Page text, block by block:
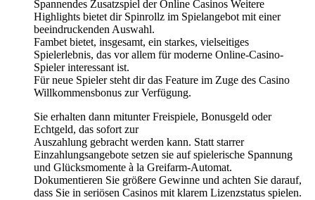
Spannendes Zusatzspiel der Online Casinos Weitere
Highlights bietet dir Spinrollz im Spielangebot mit einer
beeindruckenden Auswahl.
Fambet bietet, insgesamt, ein starkes, vielseitiges
Spielerlebnis, das vor allem für moderne Online-Casino-
Spieler interessant ist.
Für neue Spieler steht dir das Feature im Zuge des Casino
Willkommensbonus zur Verfügung.
Sie erhalten dann mitunter Freispiele, Bonusgeld oder
Echtgeld, das sofort zur
Auszahlung gebracht werden kann. Statt starrer
Einzahlungsangebote setzen sie auf spielerische Spannung
und Glücksmomente à la Greifarm-Automat.
Dokumentieren Sie größere Gewinne und achten Sie darauf,
dass Sie in seriösen Casinos mit klarem Lizenzstatus spielen.